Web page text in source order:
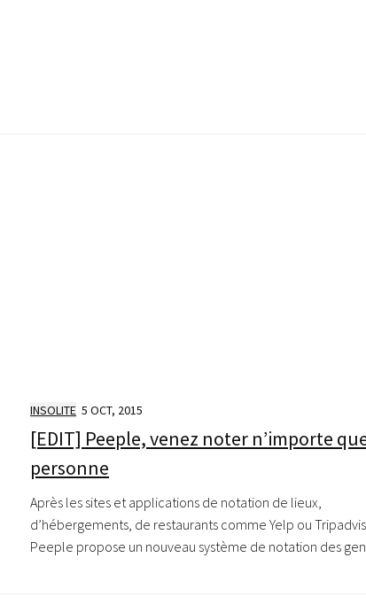
INSOLITE 5 OCT, 2015
[EDIT] Peeple, venez noter n’importe
personne
Après les sites et applications de notation de lieux,
d’hébergements, de restaurants comme Yelp ou
Peeple propose un nouveau système de notation des